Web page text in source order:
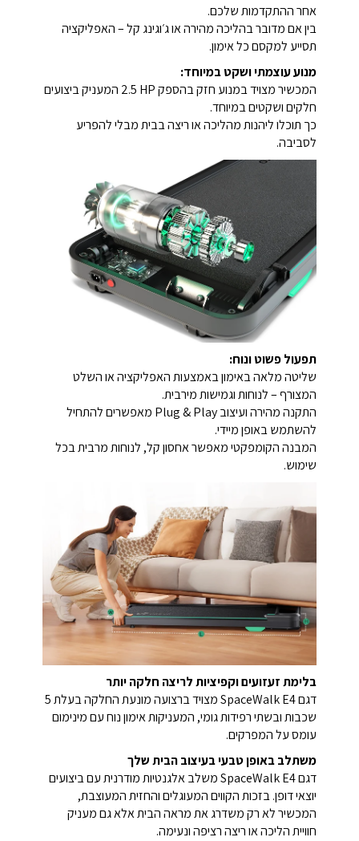
אחר ההתקדמות שלכם.
בין אם מדובר בהליכה מהירה או ג׳וגינג קל – האפליקציה
תסייע למקסם כל אימון.
מנוע עוצמתי ושקט במיוחד:
המכשיר מצויד במנוע חזק בהספק ‎2.5 HP המעניק ביצועים
חלקים ושקטים במיוחד.
כך תוכלו ליהנות מהליכה או ריצה בבית מבלי להפריע
לסביבה.
תפעול פשוט ונוח:
שליטה מלאה באימון באמצעות האפליקציה או השלט
המצורף – לנוחות וגמישות מירבית.
התקנה מהירה ועיצוב Plug & Play מאפשרים להתחיל
להשתמש באופן מיידי.
המבנה הקומפקטי מאפשר אחסון קל, לנוחות מרבית בכל
שימוש.
בלימת זעזועים וקפיציות לריצה חלקה יותר
דגם SpaceWalk E4 מצויד ברצועה מונעת החלקה בעלת 5
שכבות ובשתי רפידות גומי, המעניקות אימון נוח עם מינימום
עומס על המפרקים.
משתלב באופן טבעי בעיצוב הבית שלך
דגם SpaceWalk E4 משלב אלגנטיות מודרנית עם ביצועים
יוצאי דופן. בזכות הקווים המעוגלים והחזית המעוצבת,
המכשיר לא רק משדרג את מראה הבית אלא גם מעניק
חוויית הליכה או ריצה רציפה ונעימה.